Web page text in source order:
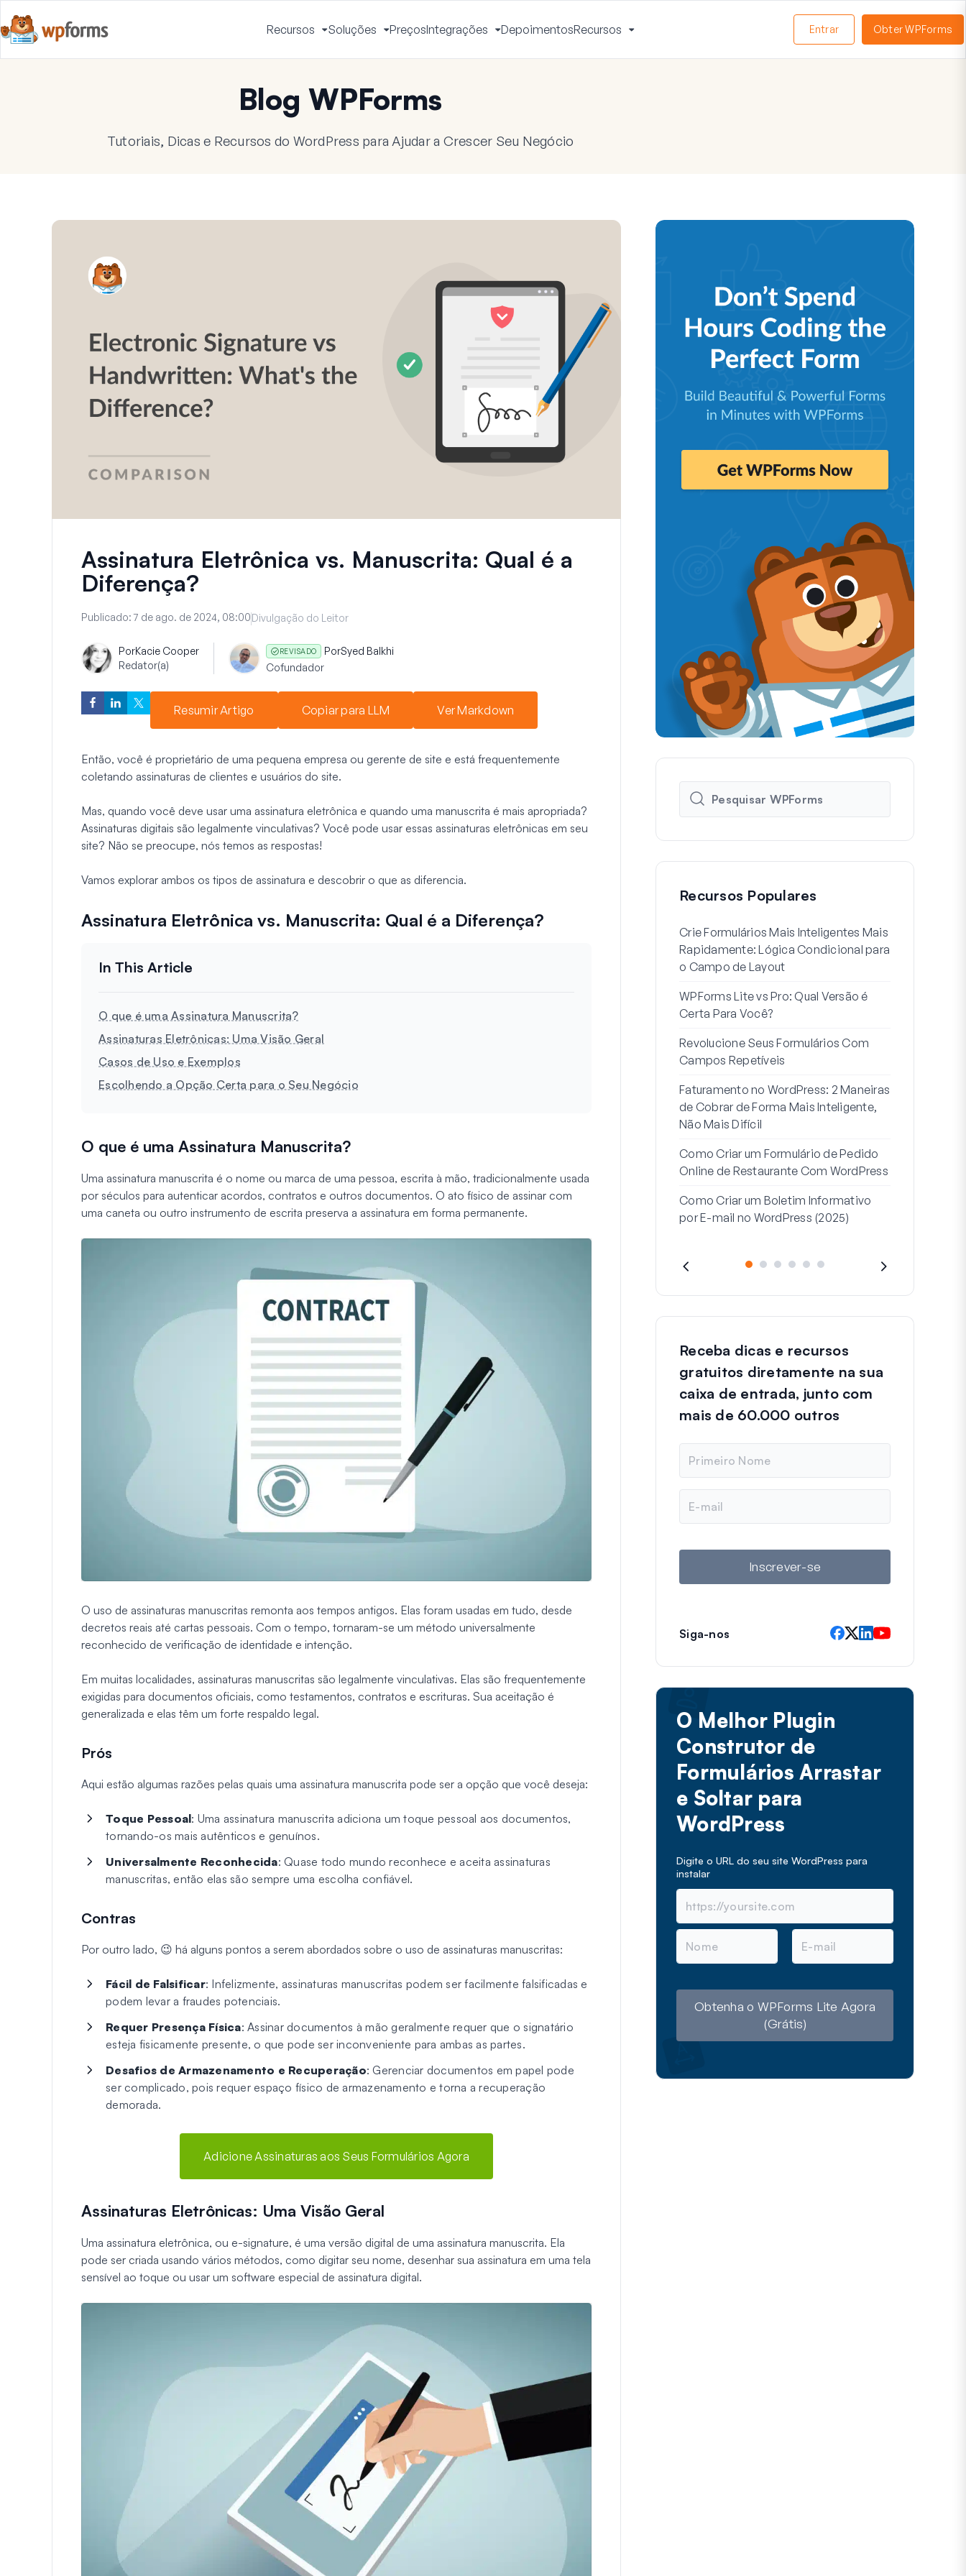
Recursos
Alternar
Menu
Soluções
Alternar
Menu
PreçosIntegrações
Alternar
Menu
DepoimentosRecursos
Menu
Entrar Obter WPForms
Blog WPForms
Tutoriais, Dicas e Recursos do WordPress para Ajudar a Crescer Seu Negócio
Assinatura Eletrônica vs. Manuscrita: Qual é a
Diferença?
Publicado: 7 de ago. de 2024, 08:00Divulgação do Leitor
PorKacie Cooper
Redator(a)
REVISADO PorSyed Balkhi
Cofundador
Resumir Artigo Copiar para LLM Ver Markdown
Então, você é proprietário de uma pequena empresa ou gerente de site e está frequentemente
coletando assinaturas de clientes e usuários do site.
Mas, quando você deve usar uma assinatura eletrônica e quando uma manuscrita é mais apropriada?
Assinaturas digitais são legalmente vinculativas? Você pode usar essas assinaturas eletrônicas em seu
site? Não se preocupe, nós temos as respostas!
Vamos explorar ambos os tipos de assinatura e descobrir o que as diferencia.
Assinatura Eletrônica vs. Manuscrita: Qual é a Diferença?
O que é uma Assinatura Manuscrita?
Assinaturas Eletrônicas: Uma Visão Geral
Casos de Uso e Exemplos
Escolhendo a Opção Certa para o Seu Negócio
O que é uma Assinatura Manuscrita?
Uma assinatura manuscrita é o nome ou marca de uma pessoa, escrita à mão, tradicionalmente usada
por séculos para autenticar acordos, contratos e outros documentos. O ato físico de assinar com
uma caneta ou outro instrumento de escrita preserva a assinatura em forma permanente.
O uso de assinaturas manuscritas remonta aos tempos antigos. Elas foram usadas em tudo, desde
decretos reais até cartas pessoais. Com o tempo, tornaram-se um método universalmente
reconhecido de verificação de identidade e intenção.
Em muitas localidades, assinaturas manuscritas são legalmente vinculativas. Elas são frequentemente
exigidas para documentos oficiais, como testamentos, contratos e escrituras. Sua aceitação é
generalizada e elas têm um forte respaldo legal.
Prós
Aqui estão algumas razões pelas quais uma assinatura manuscrita pode ser a opção que você deseja:
Toque Pessoal: Uma assinatura manuscrita adiciona um toque pessoal aos documentos,
tornando-os mais autênticos e genuínos.
Universalmente Reconhecida: Quase todo mundo reconhece e aceita assinaturas
manuscritas, então elas são sempre uma escolha confiável.
Contras
Por outro lado, 😉 há alguns pontos a serem abordados sobre o uso de assinaturas manuscritas:
Fácil de Falsificar: Infelizmente, assinaturas manuscritas podem ser facilmente falsificadas e
podem levar a fraudes potenciais.
Requer Presença Física: Assinar documentos à mão geralmente requer que o signatário
esteja fisicamente presente, o que pode ser inconveniente para ambas as partes.
Desafios de Armazenamento e Recuperação: Gerenciar documentos em papel pode
ser complicado, pois requer espaço físico de armazenamento e torna a recuperação
demorada.
Adicione Assinaturas aos Seus Formulários Agora
Assinaturas Eletrônicas: Uma Visão Geral
Uma assinatura eletrônica, ou e-signature, é uma versão digital de uma assinatura manuscrita. Ela
pode ser criada usando vários métodos, como digitar seu nome, desenhar sua assinatura em uma tela
sensível ao toque ou usar um software especial de assinatura digital.
Recursos Populares
Crie Formulários Mais Inteligentes Mais
Rapidamente: Lógica Condicional para
o Campo de Layout
WPForms Lite vs Pro: Qual Versão é
Certa Para Você?
Revolucione Seus Formulários Com
Campos Repetíveis
Faturamento no WordPress: 2 Maneiras
de Cobrar de Forma Mais Inteligente,
Não Mais Difícil
Como Criar um Formulário de Pedido
Online de Restaurante Com WordPress
Como Criar um Boletim Informativo
por E-mail no WordPress (2025)
Receba dicas e recursos
gratuitos diretamente na sua
caixa de entrada, junto com
mais de 60.000 outros
m
e
m
i
Inscrever-se
Siga-nos
O Melhor Plugin
Construtor de
Formulários Arrastar
e Soltar para
WordPress
Digite o URL do seu site WordPress para
instalar
N
m
E
m
Obtenha o WPForms Lite Agora
(Grátis)